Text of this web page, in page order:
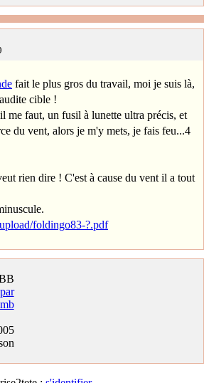
fait le plus gros du travail, moi je suis là,
cible !
me faut, un fusil à lunette ultra précis, et
du vent, alors je m'y mets, je fais feu...4
rien dire ! C'est à cause du vent il a tout
foldingo83-?.pdf